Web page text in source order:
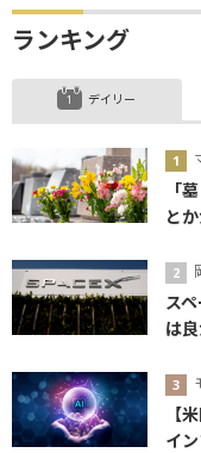
ランキング
デイリー
「
と
ス
は
【
イ